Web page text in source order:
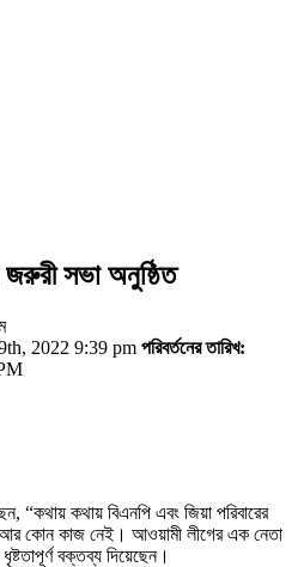
জরুরী সভা অনুষ্ঠিত
2022 9:39 pm পরিবর্তনের তারিখ:
“কথায় কথায় বিএনপি এবং জিয়া পরিবারের
আর কোন কাজ নেই। আওয়ামী লীগের এক নেতা
বক্তব্য দিয়েছেন।